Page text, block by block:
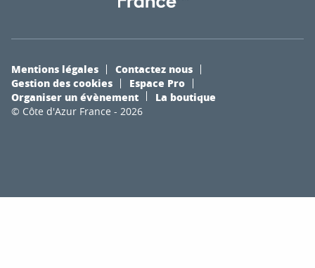
© Côte d'Azur France - 2026
Mentions légales
Contactez nous
Gestion des cookies
Espace Pro
Organiser un évènement
La boutique